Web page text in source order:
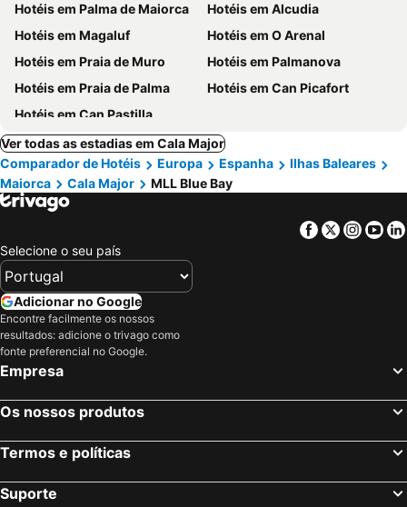
Hotéis em Palma de Maiorca
Hotéis em Alcudia
Hotéis em Magaluf
Hotéis em O Arenal
Hotéis em Praia de Muro
Hotéis em Palmanova
Hotéis em Praia de Palma
Hotéis em Can Picafort
Hotéis em Can Pastilla
Ver todas as estadias em Cala Major
Comparador de Hotéis
Europa Espanha
Ilhas Baleares
Maiorca
Cala Major MLL Blue Bay
Facebook
Twitter
Selecione o seu país
Adicionar no Google
Encontre facilmente os nossos
resultados: adicione o trivago como
fonte preferencial no Google.
Empresa
Os nossos produtos
Termos e políticas
Suporte